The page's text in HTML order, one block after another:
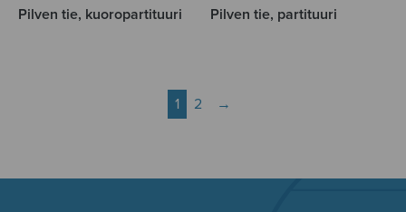
Pilven tie, kuoropartituuri Pilven tie, partituuri
1 2 →